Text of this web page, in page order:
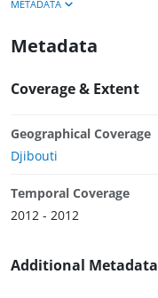
METADATA
Metadata
Coverage & Extent
Geographical Coverage
Djibouti
Temporal Coverage
2012 - 2012
Additional Metadata